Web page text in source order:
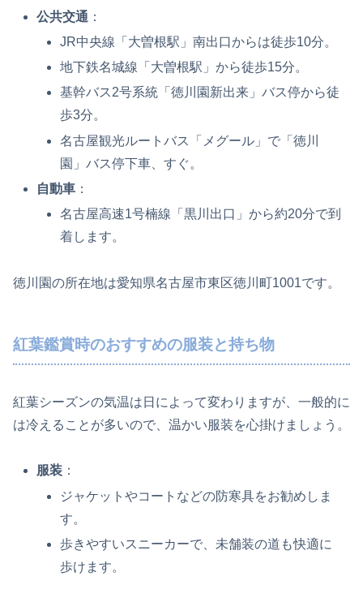
公共交通 ：
JR中央線「大曽根駅」南出口からは徒歩10分。
地下鉄名城線「大曽根駅」から徒歩15分。
基幹バス2号系統「徳川園新出来」バス停から徒
歩3分。
名古屋観光ルートバス「メグール」で「徳川
園」バス停下車、すぐ。
自動車 ：
名古屋高速1号楠線「黒川出口」から約20分で到
着します。
徳川園の所在地は愛知県名古屋市東区徳川町1001です。
紅葉鑑賞時のおすすめの服装と持ち物
紅葉シーズンの気温は日によって変わりますが、一般的に
は冷えることが多いので、温かい服装を心掛けましょう。
服装 ：
ジャケットやコートなどの防寒具をお勧めしま
す。
歩きやすいスニーカーで、未舗装の道も快適に
歩けます。